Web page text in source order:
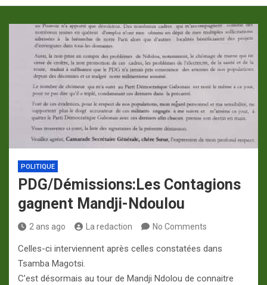
POLITIQUE
PDG/Démissions:Les Contagions
gagnent Mandji-Ndoulou
2 ans ago La redaction No Comments
Celles-ci interviennent après celles constatées dans
Tsamba Magotsi.
C’est désormais au tour de Mandji Ndolou de connaitre
p